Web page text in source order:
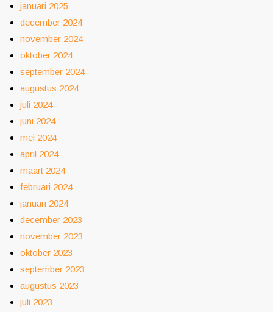
januari 2025
december 2024
november 2024
oktober 2024
september 2024
augustus 2024
juli 2024
juni 2024
mei 2024
april 2024
maart 2024
februari 2024
januari 2024
december 2023
november 2023
oktober 2023
september 2023
augustus 2023
juli 2023